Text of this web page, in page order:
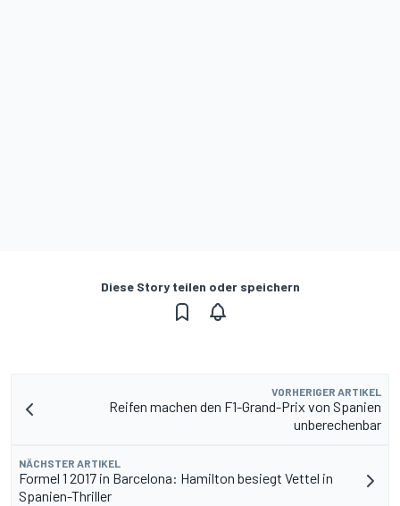
Diese Story teilen oder speichern
VORHERIGER ARTIKEL
Reifen machen den F1-Grand-Prix von Spanien
unberechenbar
NÄCHSTER ARTIKEL
Formel 1 2017 in Barcelona: Hamilton besiegt Vettel in
Spanien-Thriller